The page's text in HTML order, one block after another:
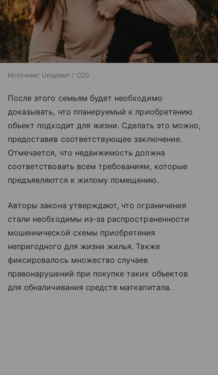
Источник: Unsplash / CC0
После этого семьям будет необходимо
доказывать, что планируемый к приобретению
объект подходит для жизни. Сделать это можно,
предоставив соответствующее заключение.
Отмечается, что недвижимость должна
соответствовать всем требованиям, которые
предъявляются к жилому помещению.
Авторы закона утверждают, что ограничения
стали необходимы из-за распространенности
мошеннической схемы приобретения
непригодного для жизни жилья. Также
фиксировалось множество случаев
правонарушений при покупке таких объектов
для обналичивания средств маткапитала.